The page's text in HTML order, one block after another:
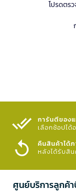
โปรดตร
การันตีของ
เลือกช้อปได้
คืนสินค้าได้ภ
หลังได้รับสิ
ศูนย์บริการลูกค้